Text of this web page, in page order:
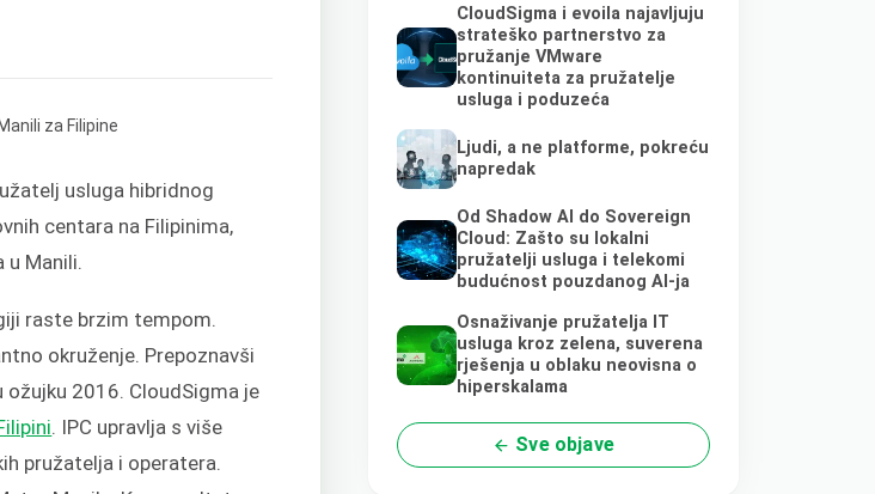
usluga hibridnog
centara na Filipinima,
Manili.
raste brzim tempom.
okruženje. Prepoznavši
2016. CloudSigma je
. IPC upravlja s više
pružatelja i operatera.
CloudSigma i evoila najavljuju
strateško partnerstvo za
pružanje VMware
kontinuiteta za pružatelje
usluga i poduzeća
Ljudi, a ne platforme, pokreću
napredak
Od Shadow AI do Sovereign
Cloud: Zašto su lokalni
pružatelji usluga i telekomi
budućnost pouzdanog AI-ja
Osnaživanje pružatelja IT
usluga kroz zelena, suverena
rješenja u oblaku neovisna o
hiperskalama
Sve objave